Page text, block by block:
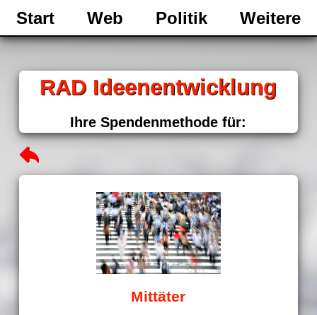
Start Web Politik Weitere
RAD Ideenentwicklung
Ihre Spendenmethode für:
Mittäter